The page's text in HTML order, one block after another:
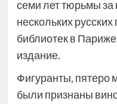
семи лет тюрьмы за
нескольких
библиотек в
издание.
Фигуранты, пятеро
были признаны